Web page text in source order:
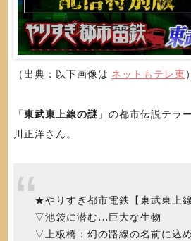
（出典：以下画像は ネットもテレ東 ）
「東武東上線の謎 」の都市伝説テラ
川正洋さん。
★やりすぎ都市電鉄【東武東上線
▽池袋に潜む…巨大な生物
▽上板橋：幻の路線の名前に込